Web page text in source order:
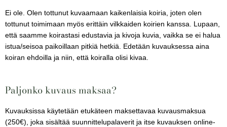
Ei ole. Olen tottunut kuvaamaan kaikenlaisia koiria, joten olen
tottunut toimimaan myös erittäin vilkkaiden koirien kanssa. Lupaan,
että saamme koirastasi edustavia ja kivoja kuvia, vaikka se ei halua
istua/seisoa paikoillaan pitkiä hetkiä. Edetään kuvauksessa aina
koiran ehdoilla ja niin, että koiralla olisi kivaa.
Paljonko kuvaus maksaa?
Kuvauksissa käytetään etukäteen maksettavaa kuvausmaksua
(250€), joka sisältää suunnittelupalaverit ja itse kuvauksen online-